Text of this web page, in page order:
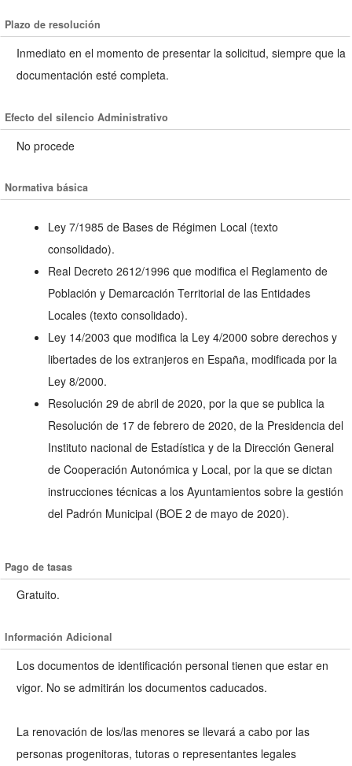
Plazo de resolución
Inmediato en el momento de presentar la solicitud, siempre que la
documentación esté completa.
Efecto del silencio Administrativo
No procede
Normativa básica
Ley 7/1985 de Bases de Régimen Local (texto
consolidado).
Real Decreto 2612/1996 que modifica el Reglamento de
Población y Demarcación Territorial de las Entidades
Locales (texto consolidado).
Ley 14/2003 que modifica la Ley 4/2000 sobre derechos y
libertades de los extranjeros en España, modificada por la
Ley 8/2000.
Resolución 29 de abril de 2020, por la que se publica la
Resolución de 17 de febrero de 2020, de la Presidencia del
Instituto nacional de Estadística y de la Dirección General
de Cooperación Autonómica y Local, por la que se dictan
instrucciones técnicas a los Ayuntamientos sobre la gestión
del Padrón Municipal (BOE 2 de mayo de 2020).
Pago de tasas
Gratuito.
Información Adicional
Los documentos de identificación personal tienen que estar en
vigor. No se admitirán los documentos caducados.
La renovación de los/las menores se llevará a cabo por las
personas progenitoras, tutoras o representantes legales